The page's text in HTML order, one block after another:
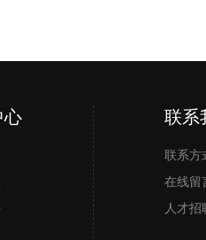
心 联系
联系方
在线留
人才招
小程序 手机二维码